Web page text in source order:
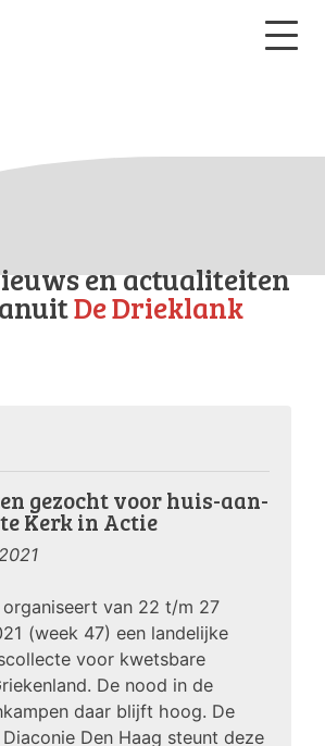
en actualiteiten
De Drieklank
gezocht voor huis-aan-
Kerk in Actie
van 22 t/m 27
(week 47) een landelijke
voor kwetsbare
De nood in de
daar blijft hoog. De
Den Haag steunt deze